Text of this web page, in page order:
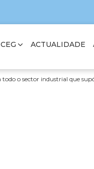
ACTUALIDADE
o sector industrial que